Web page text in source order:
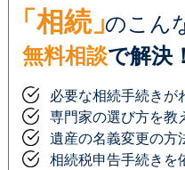
「相続」のこん
無料相談で解決！
必要な相続手続きが
専門家の選び方を教
遺産の名義変更の方
相続税申告手続きを